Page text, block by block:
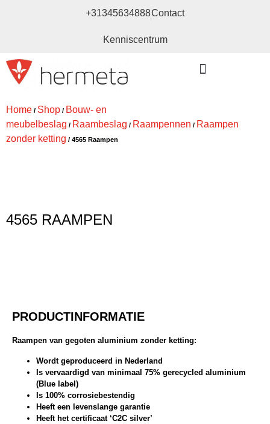
+31345634888Contact
Kenniscentrum
Home / Shop / Bouw- en
meubelbeslag / Raambeslag / Raampennen / Raampen
zonder ketting / 4565 Raampen
4565 RAAMPEN
PRODUCTINFORMATIE
Raampen van gegoten aluminium zonder ketting:
Wordt geproduceerd in Nederland
Is vervaardigd van minimaal 75% gerecycled aluminium
(Blue label)
Is 100% corrosiebestendig
Heeft een levenslange garantie
Heeft het certificaat ‘C2C silver’